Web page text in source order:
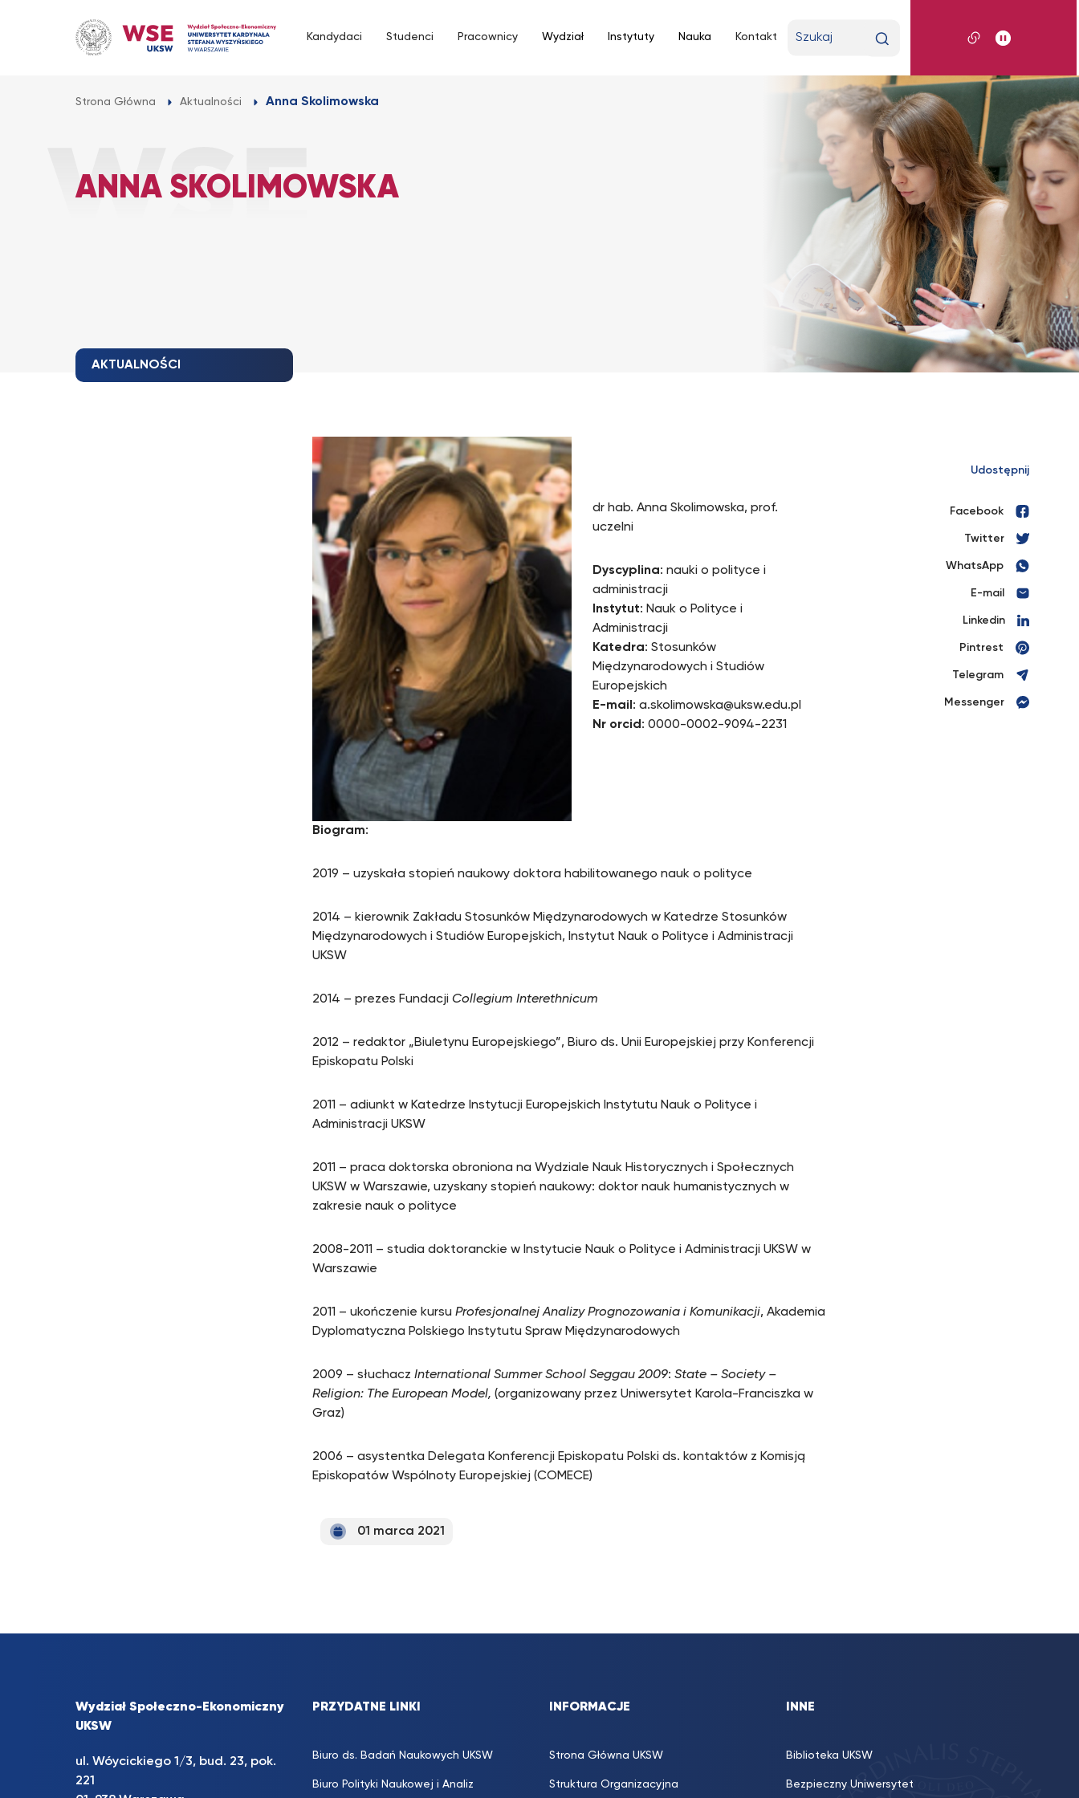
Kandydaci Studenci Pracownicy Wydział Instytuty Nauka Kontakt
wyszukiwaną
Strona Główna Aktualności Anna Skolimowska
ANNA SKOLIMOWSKA
AKTUALNOŚCI
dr hab. Anna Skolimowska, prof.
uczelni
Dyscyplina: nauki o polityce i
administracji
Instytut: Nauk o Polityce i
Administracji
Katedra: Stosunków
Międzynarodowych i Studiów
Europejskich
E-mail: a.skolimowska@uksw.edu.pl
Nr orcid: 0000-0002-9094-2231
Biogram:
2019 – uzyskała stopień naukowy doktora habilitowanego nauk o polityce
2014 – kierownik Zakładu Stosunków Międzynarodowych w Katedrze Stosunków
Międzynarodowych i Studiów Europejskich, Instytut Nauk o Polityce i Administracji
UKSW
2014 – prezes Fundacji Collegium Interethnicum
2012 – redaktor „Biuletynu Europejskiego”, Biuro ds. Unii Europejskiej przy Konferencji
Episkopatu Polski
2011 – adiunkt w Katedrze Instytucji Europejskich Instytutu Nauk o Polityce i
Administracji UKSW
2011 – praca doktorska obroniona na Wydziale Nauk Historycznych i Społecznych
UKSW w Warszawie, uzyskany stopień naukowy: doktor nauk humanistycznych w
zakresie nauk o polityce
2008-2011 – studia doktoranckie w Instytucie Nauk o Polityce i Administracji UKSW w
Warszawie
2011 – ukończenie kursu Profesjonalnej Analizy Prognozowania i Komunikacji, Akademia
Dyplomatyczna Polskiego Instytutu Spraw Międzynarodowych
2009 – słuchacz International Summer School Seggau 2009: State – Society –
Religion: The European Model, (organizowany przez Uniwersytet Karola-Franciszka w
Graz)
2006 – asystentka Delegata Konferencji Episkopatu Polski ds. kontaktów z Komisją
Episkopatów Wspólnoty Europejskiej (COMECE)
01 marca 2021
Udostępnij
Facebook
Twitter
WhatsApp
E-mail
Linkedin
Pintrest
Telegram
Messenger
Wydział Społeczno-Ekonomiczny
UKSW
ul. Wóycickiego 1/3, bud. 23, pok.
221
PRZYDATNE LINKI
Biuro ds. Badań Naukowych UKSW
Biuro Polityki Naukowej i Analiz
INFORMACJE
Strona Główna UKSW
Struktura Organizacyjna
INNE
Biblioteka UKSW
Bezpieczny Uniwersytet